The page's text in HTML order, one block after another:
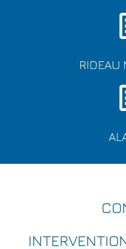
RIDEAU